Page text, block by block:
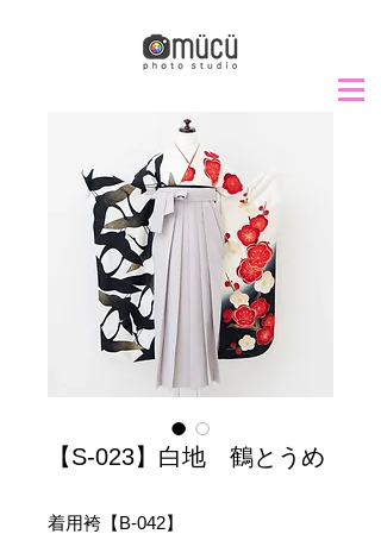
【S-023】白地 鶴とうめ
着用袴【B-042】